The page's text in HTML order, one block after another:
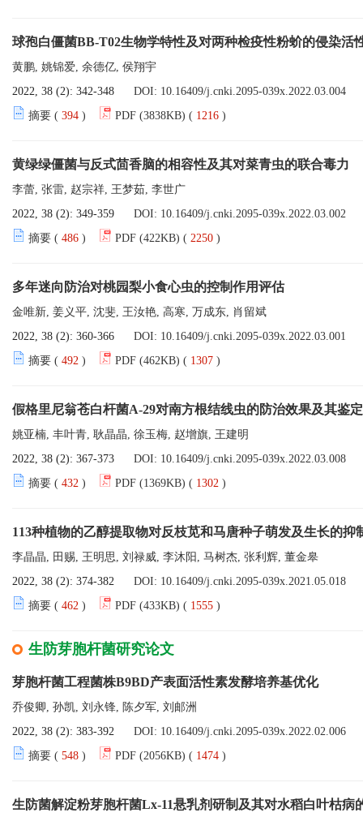
球孢白僵菌BB-T02生物学特性及对两种检疫性粉蚧的侵染活
黄鹏, 姚锦爱, 余德亿, 侯翔宇
2022, 38 (2): 342-348
DOI: 10.16409/j.cnki.2095-039x.2022.03.004
摘要 ( 394 ) PDF (3838KB) ( 1216 )
黄绿绿僵菌与反式茴香脑的相容性及其对菜青虫的联合毒力
李蕾, 张雷, 赵宗祥, 王梦茹, 李世广
2022, 38 (2): 349-359
DOI: 10.16409/j.cnki.2095-039x.2022.03.002
摘要 ( 486 ) PDF (422KB) ( 2250 )
多年迷向防治对桃园梨小食心虫的控制作用评估
金唯新, 姜义平, 沈斐, 王汝艳, 高寒, 万成东, 肖留斌
2022, 38 (2): 360-366
DOI: 10.16409/j.cnki.2095-039x.2022.03.001
摘要 ( 492 ) PDF (462KB) ( 1307 )
假格里尼翁苍白杆菌A-29对南方根结线虫的防治效果及其鉴定
姚亚楠, 丰叶青, 耿晶晶, 徐玉梅, 赵增旗, 王建明
2022, 38 (2): 367-373
DOI: 10.16409/j.cnki.2095-039x.2022.03.008
摘要 ( 432 ) PDF (1369KB) ( 1302 )
113种植物的乙醇提取物对反枝苋和马唐种子萌发及生长的抑
李晶晶, 田赐, 王明思, 刘禄威, 李沐阳, 马树杰, 张利辉, 董金皋
2022, 38 (2): 374-382
DOI: 10.16409/j.cnki.2095-039x.2021.05.018
摘要 ( 462 ) PDF (433KB) ( 1555 )
生防芽胞杆菌研究论文
芽胞杆菌工程菌株B9BD产表面活性素发酵培养基优化
乔俊卿, 孙凯, 刘永锋, 陈夕军, 刘邮洲
2022, 38 (2): 383-392
DOI: 10.16409/j.cnki.2095-039x.2022.02.006
摘要 ( 548 ) PDF (2056KB) ( 1474 )
生防菌解淀粉芽胞杆菌Lx-11悬乳剂研制及其对水稻白叶枯病